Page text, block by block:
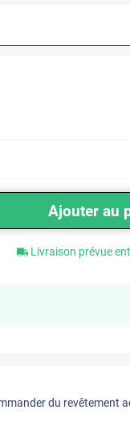
Ajouter au
Livraison prévue
du revêtement